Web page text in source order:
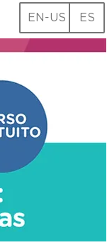
EN-US ES